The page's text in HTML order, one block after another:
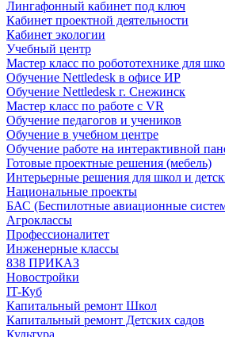
Лингафонный кабинет под ключ
Кабинет проектной деятельности
Кабинет экологии
Учебный центр
Мастер класс по робототехнике для
Обучение Nettledesk в офисе ИР
Обучение Nettledesk г. Снежинск
Мастер класс по работе с VR
Обучение педагогов и учеников
Обучение в учебном центре
Обучение работе на интерактивной
Готовые проектные решения (мебель)
Интерьерные решения для школ и
Национальные проекты
БАС (Беспилотные авиационные
Агроклассы
Профессионалитет
Инженерные классы
838 ПРИКАЗ
Новостройки
IT-Куб
Капитальный ремонт Школ
Капитальный ремонт Детских садов
Культура